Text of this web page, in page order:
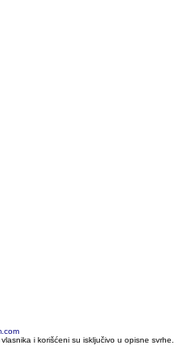
i korišćeni su isključivo u opisne svrhe.